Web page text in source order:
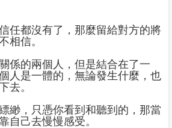
任都沒有了，那麼留給對方的將
相信。
係的兩個人，但是結合在了一
人是一體的，無論發生什麼，也
去。
緲，只憑你看到和聽到的，那當
自己去慢慢感受。